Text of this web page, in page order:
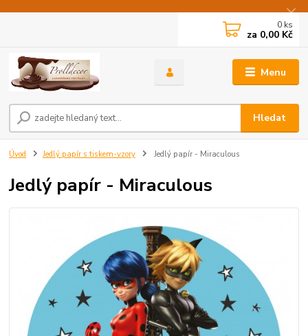
Menu
Hledat
0 ks
za 0,00 Kč
Úvod Jedlý papír s tiskem-vzory Jedlý papír - Miraculous
Jedlý papír - Miraculous